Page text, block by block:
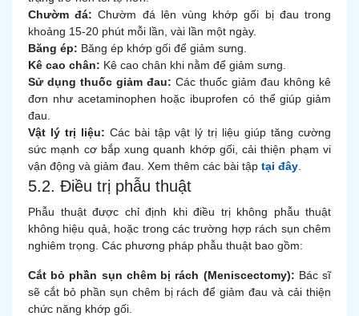
Chườm đá: Chườm đá lên vùng khớp gối bị đau trong
khoảng 15-20 phút mỗi lần, vài lần một ngày.
Băng ép: Băng ép khớp gối để giảm sưng.
Kê cao chân: Kê cao chân khi nằm để giảm sưng.
Sử dụng thuốc giảm đau: Các thuốc giảm đau không kê
đơn như acetaminophen hoặc ibuprofen có thể giúp giảm
đau.
Vật lý trị liệu: Các bài tập vật lý trị liệu giúp tăng cường
sức mạnh cơ bắp xung quanh khớp gối, cải thiện phạm vi
vận động và giảm đau. Xem thêm các bài tập tại đây
5.2. Điều trị phẫu thuật
Phẫu thuật được chỉ định khi điều trị không phẫu thuật
không hiệu quả, hoặc trong các trường hợp rách sụn chêm
nghiêm trọng. Các phương pháp phẫu thuật bao gồm:
Cắt bỏ phần sụn chêm bị rách (Meniscectomy): Bác sĩ
sẽ cắt bỏ phần sụn chêm bị rách để giảm đau và cải thiện
chức năng khớp gối.